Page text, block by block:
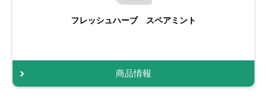
フレッシュハーブ スペアミント
商品情報